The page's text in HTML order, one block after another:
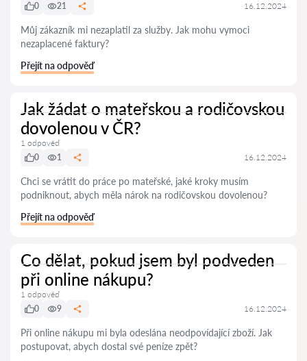
0
21 16.12.2024
Můj zákazník mi nezaplatil za služby. Jak mohu vymoci
nezaplacené faktury?
Přejít na odpověď
Jak žádat o mateřskou a rodičovskou
dovolenou v ČR?
1 odpověď
0
1 16.12.2024
Chci se vrátit do práce po mateřské, jaké kroky musím
podniknout, abych měla nárok na rodičovskou dovolenou?
Přejít na odpověď
Co dělat, pokud jsem byl podveden
při online nákupu?
1 odpověď
0
9 16.12.2024
Při online nákupu mi byla odeslána neodpovídající zboží. Jak
postupovat, abych dostal své peníze zpět?